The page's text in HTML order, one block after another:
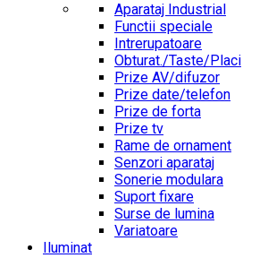
Aparataj Industrial
Functii speciale
Intrerupatoare
Obturat./Taste/Placi
Prize AV/difuzor
Prize date/telefon
Prize de forta
Prize tv
Rame de ornament
Senzori aparataj
Sonerie modulara
Suport fixare
Surse de lumina
Variatoare
Iluminat